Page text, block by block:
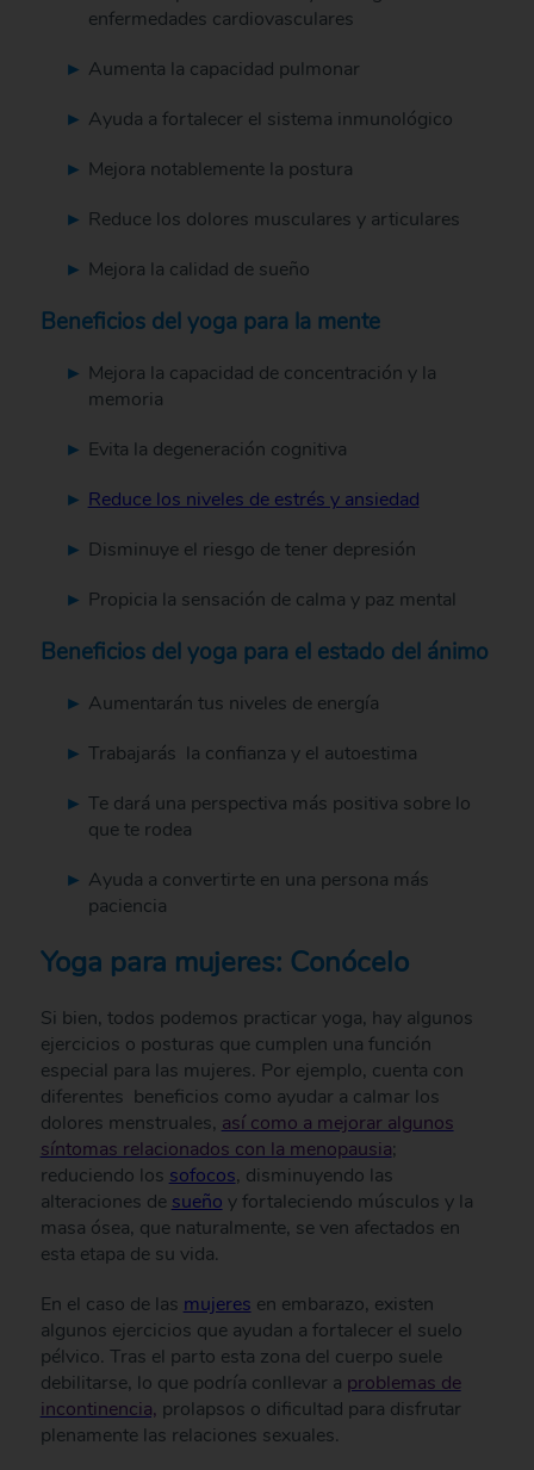
enfermedades cardiovasculares
Aumenta la capacidad pulmonar
Ayuda a fortalecer el sistema inmunológico
Mejora notablemente la postura
Reduce los dolores musculares y articulares
Mejora la calidad de sueño
Beneficios del yoga para la mente
Mejora la capacidad de concentración y la
memoria
Evita la degeneración cognitiva
Reduce los niveles de estrés y ansiedad
Disminuye el riesgo de tener depresión
Propicia la sensación de calma y paz mental
Beneficios del yoga para el estado del ánimo
Aumentarán tus niveles de energía
Trabajarás la confianza y el autoestima
Te dará una perspectiva más positiva sobre lo
que te rodea
Ayuda a convertirte en una persona más
paciencia
Yoga para mujeres: Conócelo
Si bien, todos podemos practicar yoga, hay algunos
ejercicios o posturas que cumplen una función
especial para las mujeres. Por ejemplo, cuenta con
diferentes beneficios como ayudar a calmar los
dolores menstruales, así como a mejorar algunos
síntomas relacionados con la menopausia;
reduciendo los sofocos, disminuyendo las
alteraciones de sueño y fortaleciendo músculos y la
masa ósea, que naturalmente, se ven afectados en
esta etapa de su vida.
En el caso de las mujeres en embarazo, existen
algunos ejercicios que ayudan a fortalecer el suelo
pélvico. Tras el parto esta zona del cuerpo suele
debilitarse, lo que podría conllevar a problemas de
incontinencia, prolapsos o dificultad para disfrutar
plenamente las relaciones sexuales.